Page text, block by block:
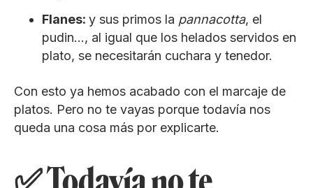
Flanes: y sus primos la pannacotta, el
pudin…, al igual que los helados servidos en
plato, se necesitarán cuchara y tenedor.
Con esto ya hemos acabado con el marcaje de
platos. Pero no te vayas porque todavía nos
queda una cosa más por explicarte.